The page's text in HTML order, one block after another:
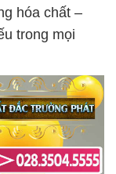
hóa chất –
trong mọi